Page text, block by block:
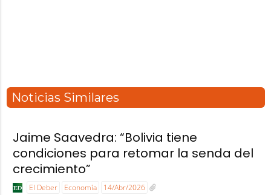
Noticias Similares
Jaime Saavedra: “Bolivia tiene
condiciones para retomar la senda del
crecimiento”
El Deber Economía 14/Abr/2026